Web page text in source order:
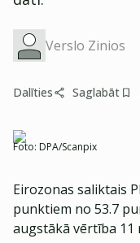
Verslo Zinios
Dalīties Saglabāt
Foto: DPA/Scanpix
Eirozonas saliktais
punktiem no 53.7
augstākā vērtība 11